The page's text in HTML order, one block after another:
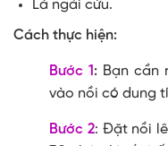
Lá ngải cứu.
Cách thực hiện:
Bước 1 :Bạn cần
vào nồi có dung
Bước 2: Đặt nồi